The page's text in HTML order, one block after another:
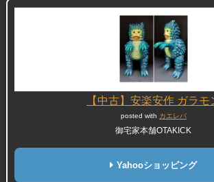
【中古】安楽安作 ガラモ
posted with カエレバ
御宅家本舗OTAKICK
Yahooショッピング